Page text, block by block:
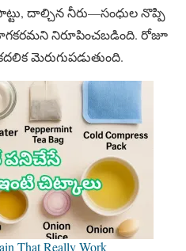
దాల్చిన నీరు—సంధుల నొప్పి
నిరూపించబడింది. రోజూ
మెరుగుపడుతుంది.
That Really Work